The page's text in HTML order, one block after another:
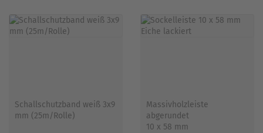
Schallschutzband weiß 3x9
mm (25m/Rolle)
Massivholzleiste
abgerundet
10 x 58 mm